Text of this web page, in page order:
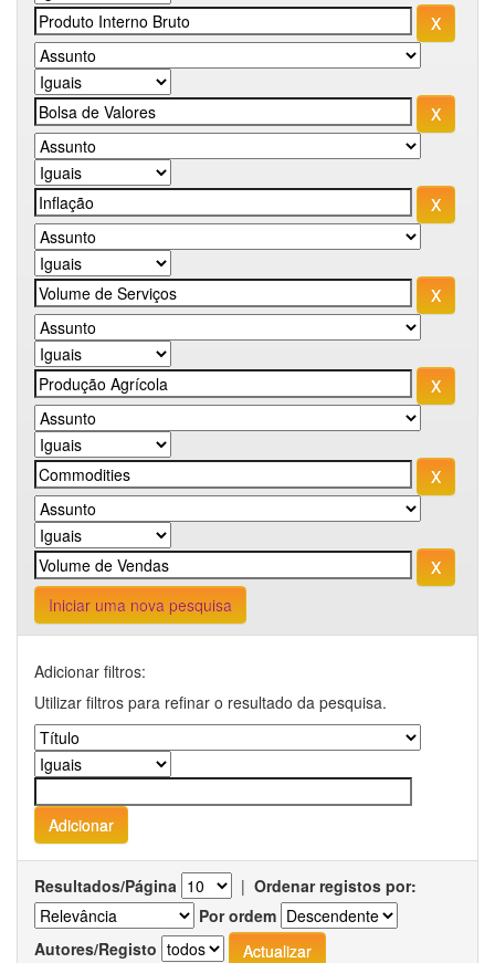
Iniciar uma nova pesquisa
Adicionar filtros:
Utilizar filtros para refinar o resultado da pesquisa.
Resultados/Página | Ordenar registos por:
Por ordem
Autores/Registo